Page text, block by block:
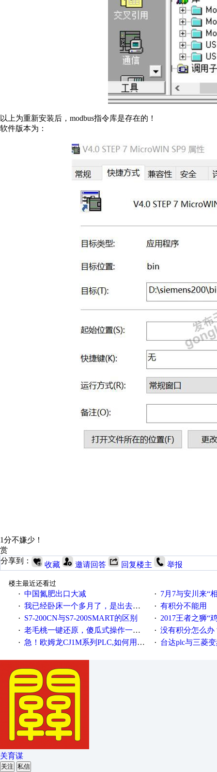
以上为重新安装后，modbus指令库是存在的！
软件版本为：
1分不嫌少！
赏
分享到：
收藏 邀请回答 回复楼主 举报
楼主最近还看过
· 中国氮肥出口大减 · 7月7与安川来“
· 我已经卧床一个多月了，是出去安装机械手在高速遭遇车祸所致:大家工作都要特别注意啊 · 有积分不能用
· S7-200CN与S7-200SMART的区别 · 2017王者之狮“鸡”情签到
· 老毛桃一键还原，傻瓜式操作一键轻松备份还原；程序为向导式安装，一键即可实现自动备份或还原系统。 · 没有积分怎么办
· 急！欧姆龙CJ1M系列PLC,如何用时间控制变频器。要求时间在组态王中可以自由输入！拜托各位大神了！ · 台达plc与三菱
关育谋
关注 私信